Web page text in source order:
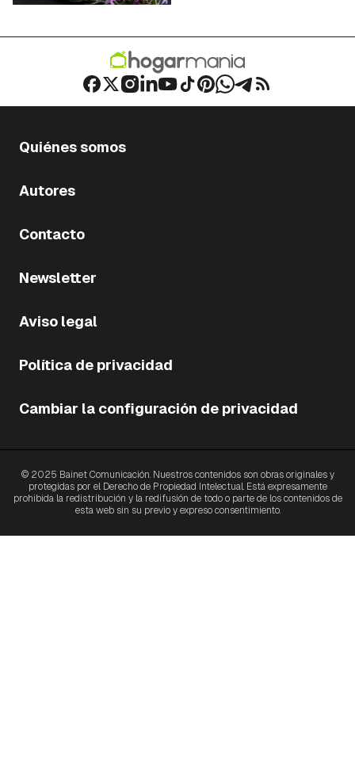
Quiénes somos
Autores
Contacto
Newsletter
Aviso legal
Política de privacidad
Cambiar la configuración de privacidad
© 2025 Bainet Comunicación. Nuestros contenidos son obras originales y
protegidas por el Derecho de Propiedad Intelectual. Está expresamente
prohibida la redistribución y la redifusión de todo o parte de los contenidos de
esta web sin su previo y expreso consentimiento.